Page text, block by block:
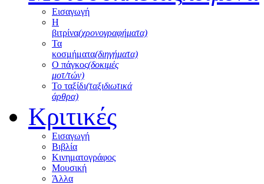
Εισαγωγή
Η
βιτρίνα(χρονογραφήματα)
Τα
κοσμήματα(διηγήματα)
Ο πάγκος(δοκιμές
μοτ/τών)
Το ταξίδι(ταξιδιωτικά
άρθρα)
Κριτικές
Εισαγωγή
Βιβλία
Κινηματογράφος
Μουσική
Άλλα